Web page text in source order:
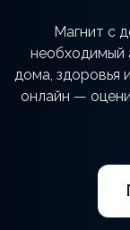
Магнит с
необходимый
дома, здоровья
онлайн —